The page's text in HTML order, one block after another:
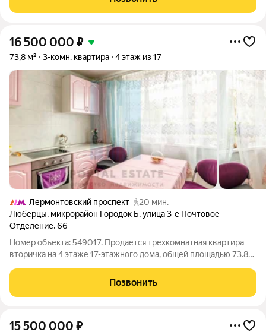
хочет тратить
16 500 000 ₽
73,8 м² 3-комн. квартира 4 этаж из 17
Лермонтовский проспект
20 мин.
Люберцы, микрорайон Городок Б,улица 3-е Почтовое
Отделение,66
Номер объекта: 549017. Продается трехкомнатная квартира
вторичка на 4 этаже 17-этажного дома, общей площадью 73.80
делает этот вариант идеальным для всех, кому важен комфорт
и удобство. В
Позвонить
15 500 000 ₽